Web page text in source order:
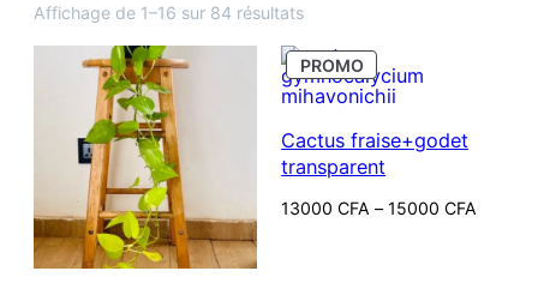
Affichage de 1–16 sur 84 résultatsTrié
plus
récent
plus
ancien
PROMOPRODUIT
EN
PROMOTION
Cactus fraise+godet
transparent
13000CFA – 15000CFA
Plage